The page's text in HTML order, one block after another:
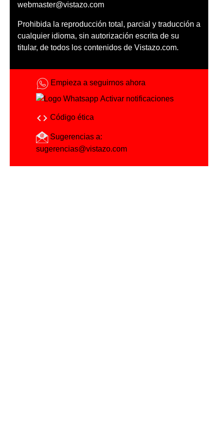
webmaster@vistazo.com
Prohibida la reproducción total, parcial y traducción a
cualquier idioma, sin autorización escrita de su
titular, de todos los contenidos de Vistazo.com.
Empieza a seguirnos ahora
Activar notificaciones
Código ética
Sugerencias a:
sugerencias@vistazo.com